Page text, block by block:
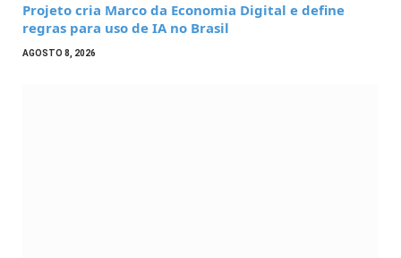
Projeto cria Marco da Economia Digital e define
regras para uso de IA no Brasil
AGOSTO 8, 2026